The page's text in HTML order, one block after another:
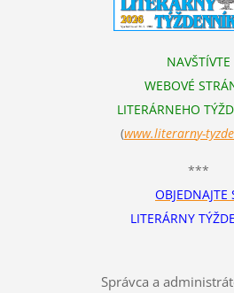
NAVŠTÍVTE
WEBOVÉ
LITERÁRNEHO
(www.literarny-
***
OBJEDNAJTE
LITERÁRNY
Správca a